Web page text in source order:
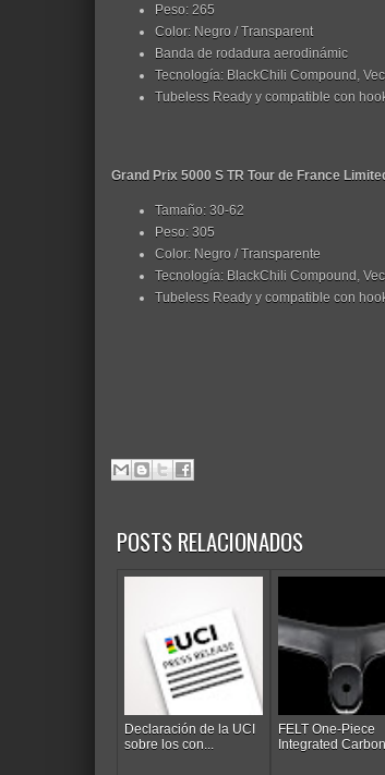
Peso: 265
Color: Negro / Transparent
Banda de rodadura aerodinámic
Tecnología: BlackChili Compound,
Tubeless Ready y compatible con
Grand Prix 5000 S TR Tour de France
Tamaño: 30-62
Peso: 305
Color: Negro / Transparente
Tecnología: BlackChili Compound,
Tubeless Ready y compatible con
POSTS RELACIONADOS
Declaración de la UCI
sobre los con...
FELT One-Piece
Integrated